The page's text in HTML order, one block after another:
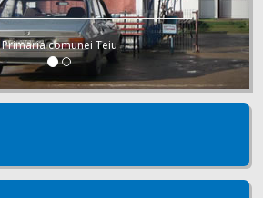
Primaria comunei Teiu